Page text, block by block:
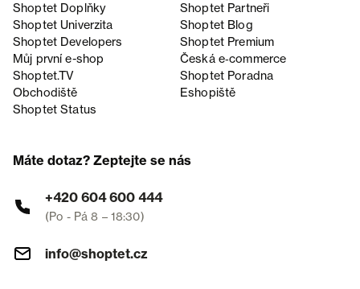
Shoptet Doplňky
Shoptet Partneři
Shoptet Univerzita
Shoptet Blog
Shoptet Developers
Shoptet Premium
Můj první e-shop
Česká e‑commerce
Shoptet.TV
Shoptet Poradna
Obchodiště
Eshopiště
Shoptet Status
Máte dotaz? Zeptejte se nás
+420 604 600 444
(Po - Pá 8 – 18:30)
info@shoptet.cz